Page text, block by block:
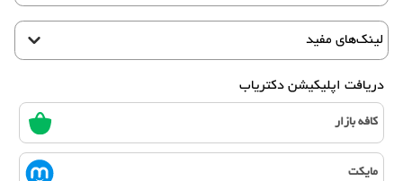
لینک‌های مفید
دریافت اپلیکیشن دکتریاب
کافه بازار
مایکت